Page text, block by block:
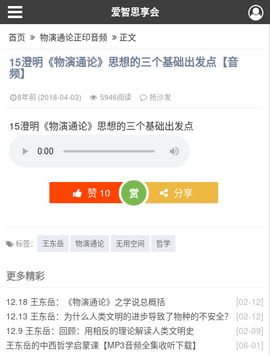
爱智思享会
首页 物演通论正印音频 正文
15澄明《物演通论》思想的三个基础出发点【音
频】
8年前 (2018-04-03) 5946阅读 抢沙发
15澄明《物演通论》思想的三个基础出发点
赞 10 赏 分享
标签： 王东岳 物演通论 无用空间 哲学
更多精彩
[02-12]
12.18 王东岳：《物演通论》之学说总概括
[02-12]
12.13 王东岳：为什么人类文明的进步导致了物种的不安全？
[02-09]
12.9 王东岳：回顾：用相反的理论解读人类文明史
[06-01]
王东岳的中西哲学启蒙课【MP3音频全集收听下载】